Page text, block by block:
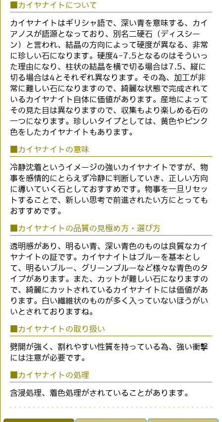
■カイヤナイトについて
カイヤナイトはギリシャ語で、深い青を意味する、カイ
アノスが語源となっており、別名二硬石（ディスシー
ン）と言われ、結晶の方向によって硬度が異なる、非常
に珍しい石になります。硬度4-7.5となるのはそういっ
た理由になり、柱状の結晶を横で切る場合は7.5、縦に
切る場合は4とそれぞれ異なります。その為、加工が非
常に難しい石になりますので、綺麗な状態で完成されて
いるカイヤナイト自体に価値があります。産地によって
その見た目は異なりますので、収集もより楽しめる石の
一つになります。珍しいタイプとしては、黄色やピンク
色をしたカイヤナイトもあります。
■カイヤナイトの意味
冷静沈着というイメージの強いカイヤナイトですが、物
事を感情的にとらえず冷静に判断していき、正しい方向
に導いていく石としておすすめです。物事を一旦リセッ
トすることで、新しい思考で前進されたい方にとっても
おすすめです。
■カイヤナイトの品質の見極め方・選び方
透明感があり、明るい青、深い青色のものは良質なカイ
ヤナイトの証です。カイヤナイトはブルーを基本とし
て、明るいブルー、グリーンブルーなど様々な青色のタ
イプがあります。また、カットが難しい石になりますの
で、綺麗にカットされているカイヤナイトには価値があ
ります。白い繊維状のものが多く入っていないほうがい
いとされておりますね。
■カイヤナイトの取り扱い
劈開が強く、割れやすい性質を持っている為、強い衝撃
には注意が必要です。
■カイヤナイトの処理
含浸処理、着色処理がされていることがあります。